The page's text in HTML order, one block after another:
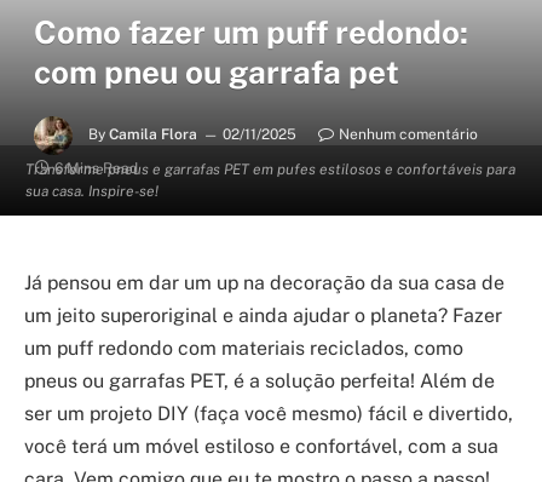
Transforme pneus e garrafas PET em pufes estilosos e confortáveis para
sua casa. Inspire-se!
Como fazer um puff redondo:
com pneu ou garrafa pet
By Camila Flora 02/11/2025
Nenhum comentário
6 Mins Read
Já pensou em dar um up na decoração da sua casa de
um jeito superoriginal e ainda ajudar o planeta? Fazer
um puff redondo com materiais reciclados, como
pneus ou garrafas PET, é a solução perfeita! Além de
ser um projeto DIY (faça você mesmo) fácil e divertido,
você terá um móvel estiloso e confortável, com a sua